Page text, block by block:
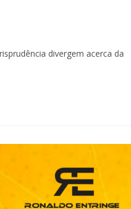
divergem acerca da